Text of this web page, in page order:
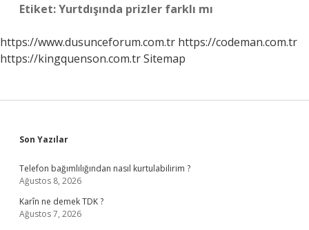
Etiket:Yurtdışında prizler farklı mı
https://www.dusunceforum.com.tr https://codeman.com.tr
https://kingquenson.com.trSitemap
Sidebar
Son Yazılar
Telefon bağımlılığından nasıl kurtulabilirim ?
Ağustos 8, 2026
Karîn ne demek TDK ?
Ağustos 7, 2026